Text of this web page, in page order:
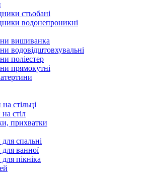
стьобані
водонепроникні
вишиванка
водовідштовхувальні
поліестер
прямокутні
стільці
стіл
прихватки
спальні
ванної
пікніка